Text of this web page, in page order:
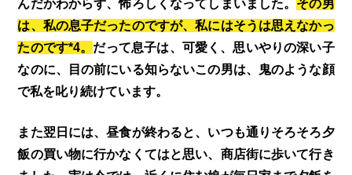
んだかわからず、怖ろしくなってしまいました。 その男
は、私の息子だったのですが、私にはそうは思えなかっ
たのです*4。 だって息子は、可愛く、思いやりの深い子
なのに、目の前にいる知らないこの男は、鬼のような顔
で私を叱り続けています。
また翌日には、昼食が終わると、いつも通りそろそろ夕
飯の買い物に行かなくてはと思い、商店街に歩いて行き